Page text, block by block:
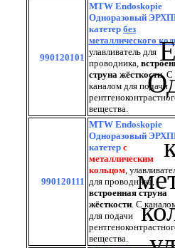
990120101
MTW Endoskopie
Одноразовый
катетер без
металлического
улавливатель для
проводника,
струна жёсткости. С
каналом для подачи
вещества.
990120111
MTW Endoskopie
Одноразовый
катетер с
металлическим
кольцом,
для проводника,
встроенная струна
жёсткости. С
для подачи
вещества.